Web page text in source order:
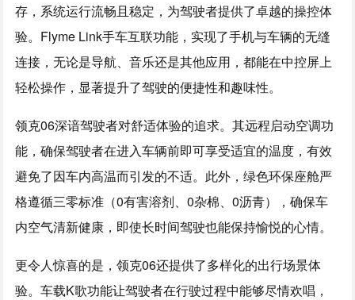
存，系统运行流畅且稳定，为驾驶者提供了卓越的操控体
验。Flyme Link手车互联功能，实现了手机与车辆的无缝
连接，无论是导航、音乐还是其他应用，都能在中控屏上
轻松操作，显著提升了驾驶的便捷性和趣味性。
领克06深谙驾驶者对舒适体验的追求。其远程启动空调功
能，确保驾驶者在进入车辆前即可享受适宜的温度，有效
避免了因车内高温而引发的不适。此外，绿色环保座舱严
格遵循三零标准（0有害溶剂、0杂棉、0沥青），确保车
内空气清新健康，即使长时间驾驶也能保持愉悦的心情。
更令人惊喜的是，领克06还提供了多样化的出行场景体
验。车载K歌功能让驾驶者在行驶过程中能够尽情欢唱，